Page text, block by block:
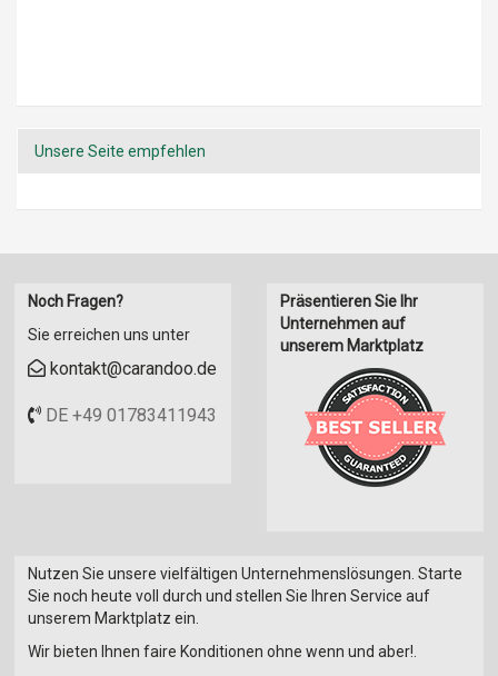
Unsere Seite empfehlen
Noch Fragen?
Sie erreichen uns unter
kontakt@carandoo.de
DE +49 01783411943
Präsentieren Sie Ihr
Unternehmen auf
unserem Marktplatz
Nutzen Sie unsere vielfältigen Unternehmenslösungen. Starte
Sie noch heute voll durch und stellen Sie Ihren Service auf
unserem Marktplatz ein.
Wir bieten Ihnen faire Konditionen ohne wenn und aber!.